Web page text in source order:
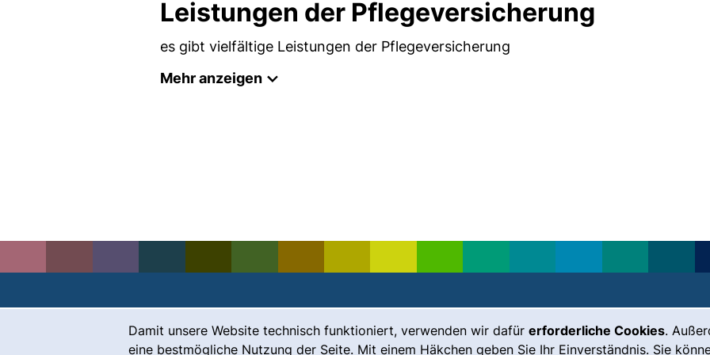
Damit unsere Website technisch funktioniert, verwenden wir dafür erforderliche Cookies.
eine bestmögliche Nutzung der Seite. Mit einem Häkchen geben Sie Ihr Einverständnis. Sie
Leistungen der Pflegeversicherung
es gibt vielfältige Leistungen der Pflegeversicherung
Mehr anzeigen
Kontakt
Leichte Sprache
Impressum